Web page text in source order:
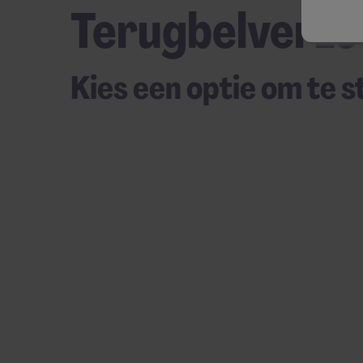
Kies een optie om te